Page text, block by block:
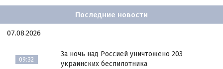
Последние новости
07.08.2026
09:32
За ночь над Россией уничтожено 203
украинских беспилотника